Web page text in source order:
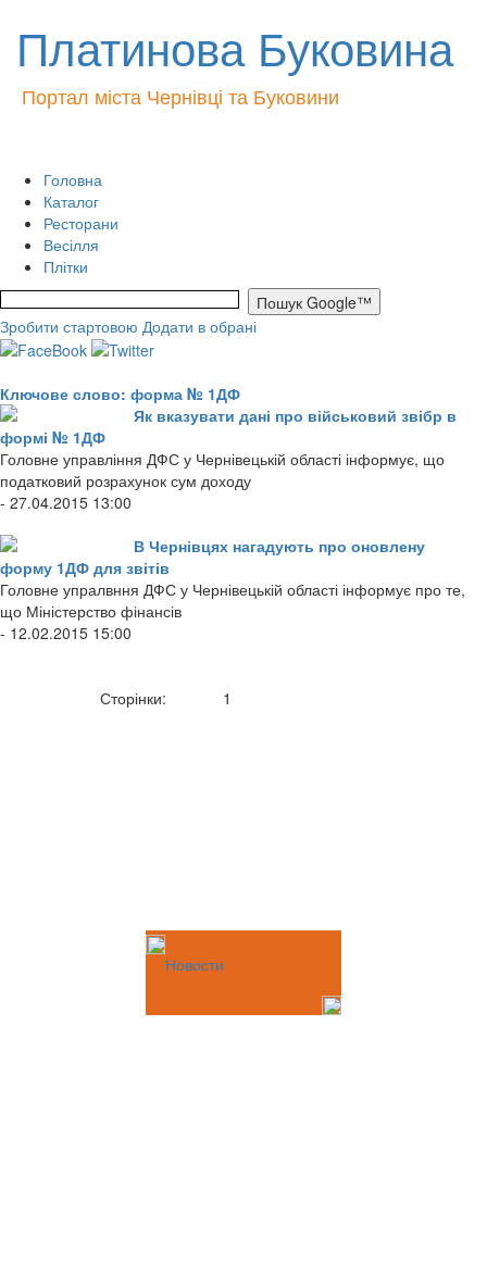
Платинова Буковина
Портал міста Чернівці та Буковини
Головна
Каталог
Ресторани
Весілля
Плітки
Зробити стартовою Додати в обрані
Ключове слово: форма № 1ДФ
Як вказувати дані про військовий звібр в
формі № 1ДФ
Головне управління ДФС у Чернівецькій області інформує, що
податковий розрахунок сум доходу
- 27.04.2015 13:00
В Чернівцях нагадують про оновлену
форму 1ДФ для звітів
Головне упралвння ДФС у Чернівецькій області інформує про те,
що Міністерство фінансів
- 12.02.2015 15:00
Сторінки: 1
Новости